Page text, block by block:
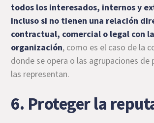
todos los interesados, internos y
incluso si no tienen una relación
contractual, comercial o legal con la
organización, como es el caso de la
donde se opera o las agrupaciones de
las representan.
6. Proteger la